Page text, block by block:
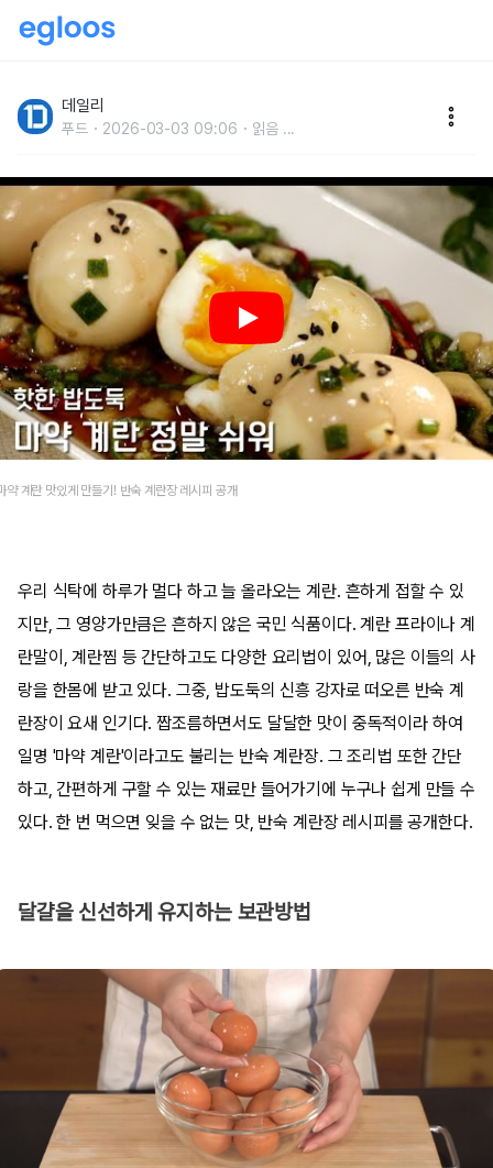
데일리
푸드 2026-03-03 09:06 읽음 ...
약 계란 맛있게 만들기! 반숙 계란장 레시피 공개
우리 식탁에 하루가 멀다 하고 늘 올라오는 계란. 흔하게 접할 수 있
지만, 그 영양가만큼은 흔하지 않은 국민 식품이다. 계란 프라이나 계
란말이, 계란찜 등 간단하고도 다양한 요리법이 있어, 많은 이들의 사
랑을 한몸에 받고 있다. 그중, 밥도둑의 신흥 강자로 떠오른 반숙 계
란장이 요새 인기다. 짭조름하면서도 달달한 맛이 중독적이라 하여
일명 '마약 계란'이라고도 불리는 반숙 계란장. 그 조리법 또한 간단
하고, 간편하게 구할 수 있는 재료만 들어가기에 누구나 쉽게 만들 수
있다. 한 번 먹으면 잊을 수 없는 맛, 반숙 계란장 레시피를 공개한다.
달걀을 신선하게 유지하는 보관방법